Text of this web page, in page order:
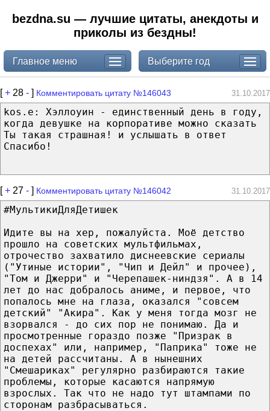
bezdna.su — лучшие цитаты, анекдоты и
приколы из бездны!
Главное меню Выберите год
[+ 28 - ] Комментировать цитату №146043 31.10.2017
kos.e: Хэллоуин - единственный день в году,
когда девушке на корпоративе можно сказать
Ты такая страшная! и услышать в ответ
Спасибо!
[+ 27 - ] Комментировать цитату №146042 31.10.2017
#МультикиДляДетишек
Идите вы на хер, пожалуйста. Моё детство
прошло на советских мультфильмах,
отрочество захватило диснеевские сериалы
("Утиные истории", "Чип и Дейл" и прочее),
"Том и Джерри" и "Черепашек-ниндзя". А в 14
лет до нас добралось аниме, и первое, что
попалось мне на глаза, оказался "совсем
детский" "Акира". Как у меня тогда мозг не
взорвался - до сих пор не понимаю. Да и
просмотренные гораздо позже "Призрак в
доспехах" или, например, "Паприка" тоже не
на детей рассчитаны. А в нынешних
"Смешариках" регулярно разбираются такие
проблемы, которые касаются напрямую
взрослых. Так что не надо тут штампами по
сторонам разбрасываться.